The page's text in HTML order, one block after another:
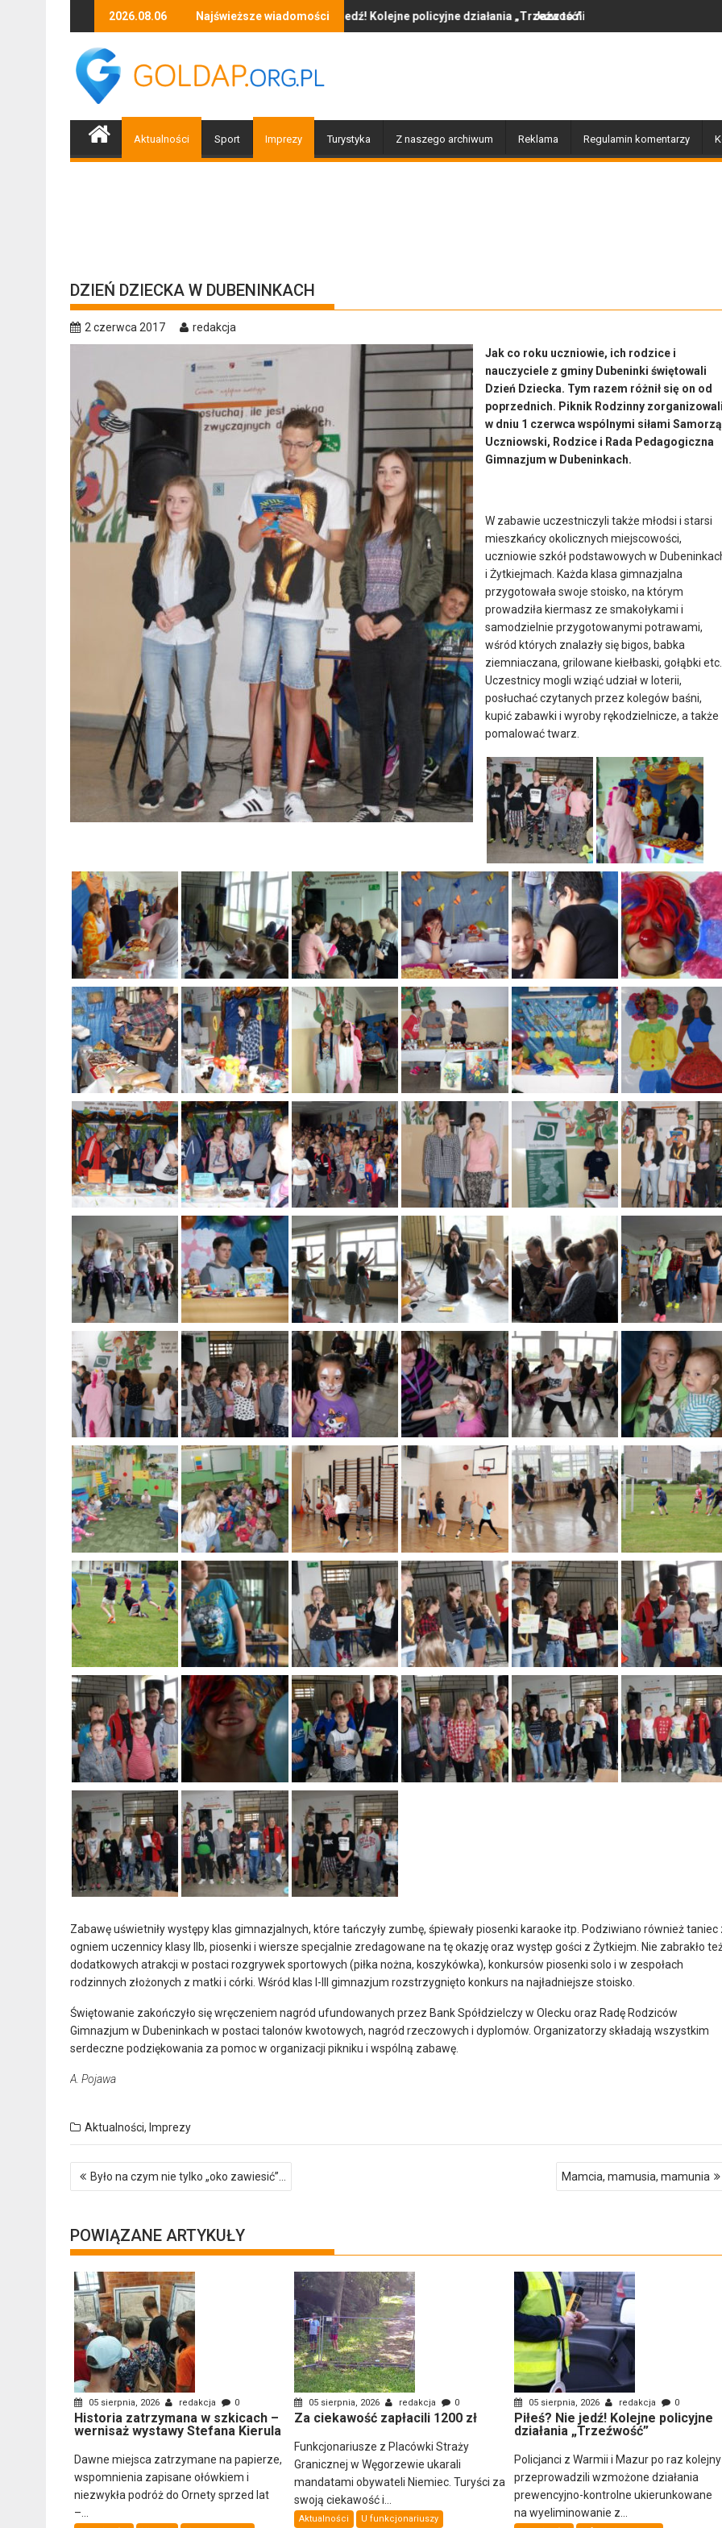
2026.08.06 Najświeższe wiadomości
Piłeś? Nie jedź! Kolejne policyjne działania „Trzeźwość”Jazz to nie tylko muzyka – to także historia, pasja i ludzie,
Aktualności Sport Imprezy Turystyka Z naszego archiwum Reklama Regulamin komentarzy
DZIEŃ DZIECKA W DUBENINKACH
2 czerwca 2017
redakcja
Jak co roku uczniowie, ich rodzice i
nauczyciele z gminy Dubeninki świętowali
Dzień Dziecka. Tym razem różnił się on od
poprzednich. Piknik Rodzinny
w dniu 1 czerwca wspólnymi siłami
Uczniowski, Rodzice i Rada Pedagogiczna
Gimnazjum w Dubeninkach.
W zabawie uczestniczyli także młodsi i starsi
mieszkańcy okolicznych miejscowości,
uczniowie szkół podstawowych w
i Żytkiejmach. Każda klasa gimnazjalna
przygotowała swoje stoisko, na którym
prowadziła kiermasz ze smakołykami i
samodzielnie przygotowanymi potrawami,
wśród których znalazły się bigos, babka
ziemniaczana, grilowane kiełbaski, gołąbki etc.
Uczestnicy mogli wziąć udział w loterii,
posłuchać czytanych przez kolegów baśni,
kupić zabawki i wyroby rękodzielnicze, a także
pomalować twarz.
Zabawę uświetniły występy klas gimnazjalnych, które tańczyły zumbę, śpiewały piosenki karaoke itp. Podziwiano również taniec
ogniem uczennicy klasy IIb, piosenki i wiersze specjalnie zredagowane na tę okazję oraz występ gości z Żytkiejm. Nie zabrakło
dodatkowych atrakcji w postaci rozgrywek sportowych (piłka nożna, koszykówka), konkursów piosenki solo i w zespołach
rodzinnych złożonych z matki i córki. Wśród klas I-III gimnazjum rozstrzygnięto konkurs na najładniejsze stoisko.
Świętowanie zakończyło się wręczeniem nagród ufundowanych przez Bank Spółdzielczy w Olecku oraz Radę Rodziców
Gimnazjum w Dubeninkach w postaci talonów kwotowych, nagród rzeczowych i dyplomów. Organizatorzy składają wszystkim
serdeczne podziękowania za pomoc w organizacji pikniku i wspólną zabawę.
A. Pojawa
Aktualności, Imprezy
Nawigacja
wpisuByło na czym nie tylko „oko zawiesić”… Mamcia, mamusia, mamunia
POWIĄZANE ARTYKUŁY
05 sierpnia, 2026 redakcja 0
Historia zatrzymana w szkicach –
wernisaż wystawy Stefana Kierula
Dawne miejsca zatrzymane na papierze,
wspomnienia zapisane ołówkiem i
niezwykła podróż do Ornety sprzed lat
–...
05 sierpnia, 2026 redakcja 0
Za ciekawość zapłacili 1200 zł
Funkcjonariusze z Placówki Straży
Granicznej w Węgorzewie ukarali
mandatami obywateli Niemiec. Turyści za
swoją ciekawość i...
Aktualności U funkcjonariuszy
05 sierpnia, 2026 redakcja 0
Piłeś? Nie jedź! Kolejne policyjne
działania „Trzeźwość”
Policjanci z Warmii i Mazur po raz kolejny
przeprowadzili wzmożone działania
prewencyjno-kontrolne ukierunkowane
na wyeliminowanie z...